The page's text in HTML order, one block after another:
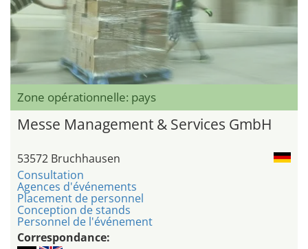
Zone opérationnelle: pays
Messe Management & Services GmbH
53572 Bruchhausen
Consultation
Agences d'événements
Placement de personnel
Conception de stands
Personnel de l'événement
Correspondance: